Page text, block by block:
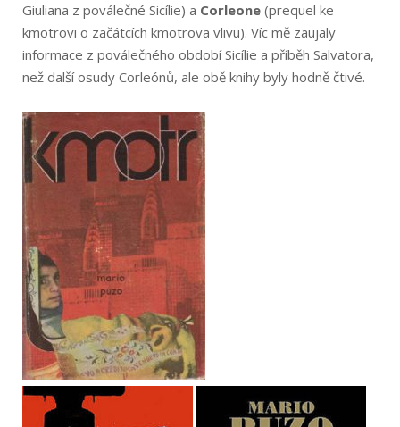
Giuliana z poválečné Sicílie) a Corleone (prequel ke
kmotrovi o začátcích kmotrova vlivu). Víc mě zaujaly
informace z poválečného období Sicílie a příběh Salvatora,
než další osudy Corleónů, ale obě knihy byly hodně čtivé.